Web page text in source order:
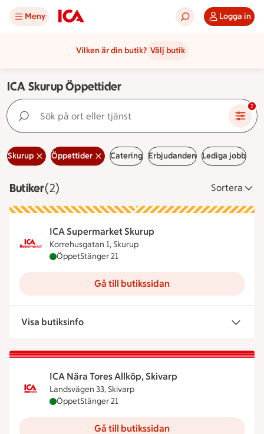
Meny Logga in
Vilken är din butik? Välj butik
ICA Skurup Öppettider
Sök på ort eller tjänst 2
Skurup Öppettider Catering Erbjudanden Lediga jobb
ButikerVisar 2 stycken
(2) Sortera
ICA Supermarket Skurup
Korrehusgatan 1, Skurup
ICA Supermarket Skurup är öppen nu, stänger
ÖppetStänger 21
Gå till butikssidan
Visa butiksinfo
ICA Nära Tores Allköp, Skivarp
Landsvägen 33, Skivarp
ICA Nära Tores Allköp, Skivarp är öppen nu,
ÖppetStänger 21
Gå till butikssidan